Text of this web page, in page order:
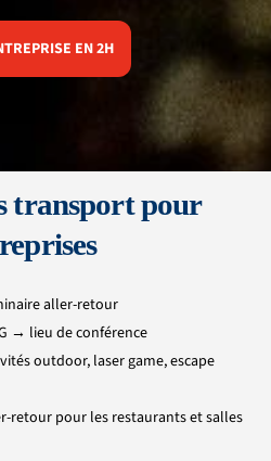
EN 2H
transport pour
aller-retour
→ lieu de conférence
outdoor, laser game, escape
retour pour les restaurants et salles